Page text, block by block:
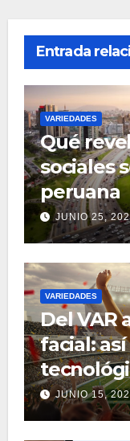
Entrada
VARIEDADES
Qué
sociales
peruana
JUNIO 25,
VARIEDADES
Del VAR
facial:
JUNIO 15,